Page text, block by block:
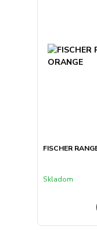
FISCHER
Skladom